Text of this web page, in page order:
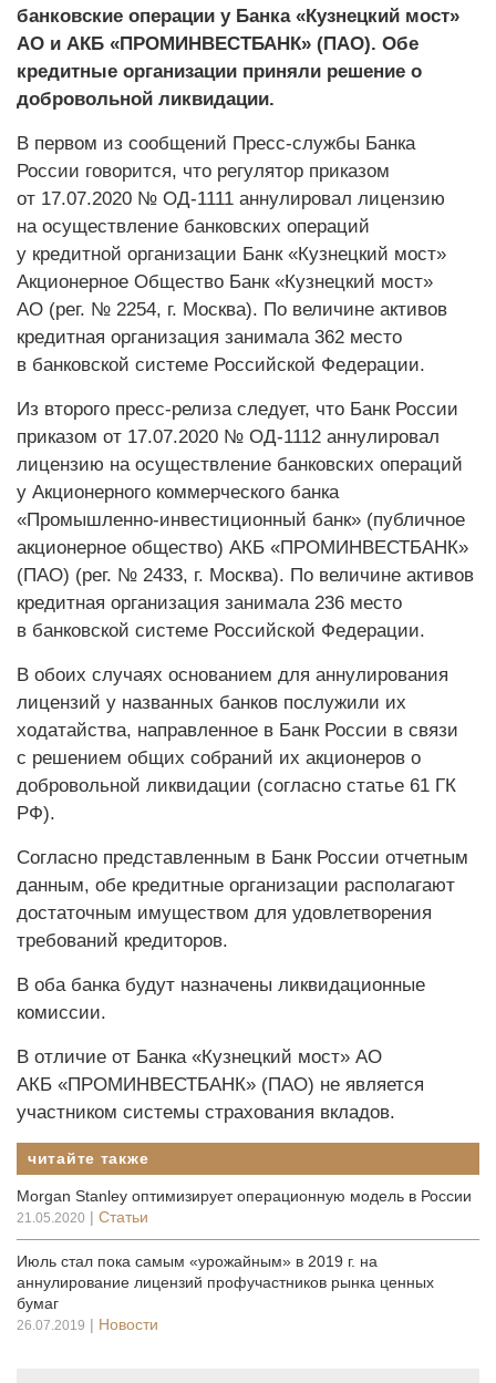
банковские операции у Банка «Кузнецкий мост»
АО и АКБ «ПРОМИНВЕСТБАНК» (ПАО). Обе
кредитные организации приняли решение о
добровольной ликвидации.
В первом из сообщений Пресс-службы Банка
России говорится, что регулятор приказом
от 17.07.2020 № ОД-1111 аннулировал лицензию
на осуществление банковских операций
у кредитной организации Банк «Кузнецкий мост»
Акционерное Общество Банк «Кузнецкий мост»
АО (рег. № 2254, г. Москва). По величине активов
кредитная организация занимала 362 место
в банковской системе Российской Федерации.
Из второго пресс-релиза следует, что Банк России
приказом от 17.07.2020 № ОД-1112 аннулировал
лицензию на осуществление банковских операций
у Акционерного коммерческого банка
«Промышленно-инвестиционный банк» (публичное
акционерное общество) АКБ «ПРОМИНВЕСТБАНК»
(ПАО) (рег. № 2433, г. Москва). По величине активов
кредитная организация занимала 236 место
в банковской системе Российской Федерации.
В обоих случаях основанием для аннулирования
лицензий у названных банков послужили их
ходатайства, направленное в Банк России в связи
с решением общих собраний их акционеров о
добровольной ликвидации (согласно статье 61 ГК
РФ).
Согласно представленным в Банк России отчетным
данным, обе кредитные организации располагают
достаточным имуществом для удовлетворения
требований кредиторов.
В оба банка будут назначены ликвидационные
комиссии.
В отличие от Банка «Кузнецкий мост» АО
АКБ «ПРОМИНВЕСТБАНК» (ПАО) не является
участником системы страхования вкладов.
читайте также
Morgan Stanley оптимизирует операционную модель в России
21.05.2020 | Статьи
Июль стал пока самым «урожайным» в 2019 г. на
аннулирование лицензий профучастников рынка ценных
бумаг
26.07.2019 | Новости